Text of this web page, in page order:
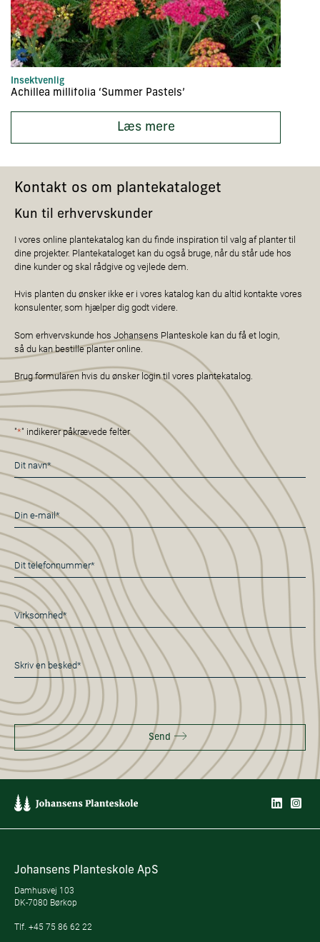
Insektvenlig
Achillea millifolia ‘Summer Pastels’
Læs mere
Kontakt os om plantekataloget
Kun til erhvervskunder
I vores online plantekatalog kan du finde inspiration til valg af planter til
dine projekter. Plantekataloget kan du også bruge, når du står ude hos
dine kunder og skal rådgive og vejlede dem.
Hvis planten du ønsker ikke er i vores katalog kan du altid kontakte vores
konsulenter, som hjælper dig godt videre.
Som erhvervskunde hos Johansens Planteskole kan du få et login,
så du kan bestille planter online.
Brug formularen hvis du ønsker login til vores plantekatalog.
"*" indikerer påkrævede felter
Navn
*
E-
mail
*
Telefon
*
Virksomhed*
*
Besked
*
Send
Johansens Planteskole ApS
Damhusvej 103
DK-7080 Børkop
Tlf. +45 75 86 62 22